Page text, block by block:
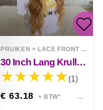
PRUIKEN > LACE FRONT WIGS
30 Inch Lang Krullend Haar Piano Kleur Synthetische Grote Golf Pruik Alexandria
(1)
€ 63.18 + BTW*